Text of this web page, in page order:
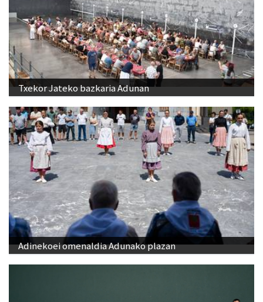
Txekor Jateko bazkaria Adunan
Adinekoei omenaldia Adunako plazan